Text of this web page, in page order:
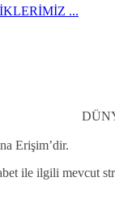
...
Erişim’dir.
ile ilgili mevcut